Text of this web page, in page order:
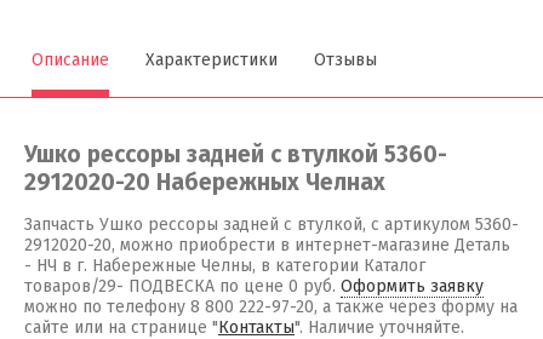
Описание Характеристики Отзывы
Ушко рессоры задней с втулкой 5360-
2912020-20 Набережных Челнах
Запчасть Ушко рессоры задней с втулкой, с артикулом 5360-
2912020-20, можно приобрести в интернет-магазине Деталь
- НЧ в г. Набережные Челны, в категории Каталог
товаров/29- ПОДВЕСКА по цене 0 руб. Оформить заявку
можно по телефону 8 800 222-97-20, а также через форму на
сайте или на странице "Контакты". Наличие уточняйте.